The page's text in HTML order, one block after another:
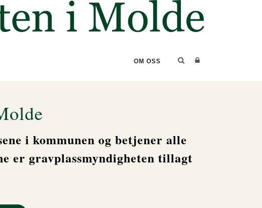
OM OSS
i kommunen og betjener alle
er gravplassmyndigheten tillagt